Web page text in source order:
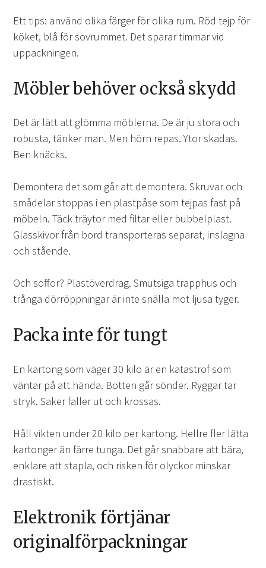
Ett tips: använd olika färger för olika rum. Röd tejp för
köket, blå för sovrummet. Det sparar timmar vid
uppackningen.
Möbler behöver också skydd
Det är lätt att glömma möblerna. De är ju stora och
robusta, tänker man. Men hörn repas. Ytor skadas.
Ben knäcks.
Demontera det som går att demontera. Skruvar och
smådelar stoppas i en plastpåse som tejpas fast på
möbeln. Täck träytor med filtar eller bubbelplast.
Glasskivor från bord transporteras separat, inslagna
och stående.
Och soffor? Plastöverdrag. Smutsiga trapphus och
trånga dörröppningar är inte snälla mot ljusa tyger.
Packa inte för tungt
En kartong som väger 30 kilo är en katastrof som
väntar på att hända. Botten går sönder. Ryggar tar
stryk. Saker faller ut och krossas.
Håll vikten under 20 kilo per kartong. Hellre fler lätta
kartonger än färre tunga. Det går snabbare att bära,
enklare att stapla, och risken för olyckor minskar
drastiskt.
Elektronik förtjänar
originalförpackningar